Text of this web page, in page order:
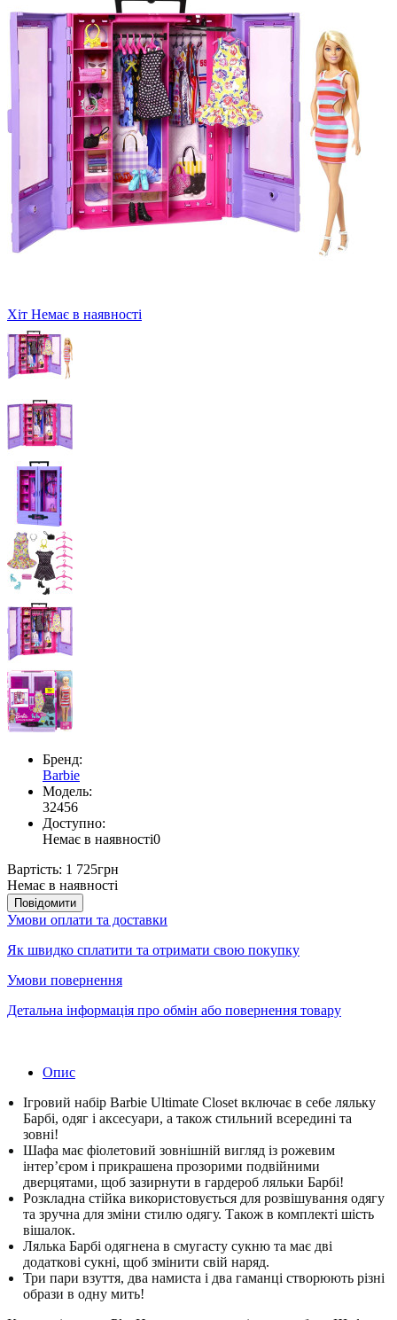
Хіт Немає в наявності
Бренд:
Barbie
Модель:
32456
Доступно:
Немає в наявності0
Вартість: 1 725грн
Немає в наявності
Повідомити
Умови оплати та доставки
Як швидко сплатити та отримати свою покупку
Умови повернення
Детальна інформація про обмін або повернення товару
Опис
Ігровий набір Barbie Ultimate Closet включає в себе ляльку
Барбі, одяг і аксесуари, а також стильний всередині та
зовні!
Шафа має фіолетовий зовнішній вигляд із рожевим
інтер’єром і прикрашена прозорими подвійними
дверцятами, щоб зазирнути в гардероб ляльки Барбі!
Розкладна стійка використовується для розвішування одягу
та зручна для зміни стилю одягу. Також в комплекті шість
вішалок.
Лялька Барбі одягнена в смугасту сукню та має дві
додаткові сукні, щоб змінити свій наряд.
Три пари взуття, два намиста і два гаманці створюють різні
образи в одну мить!